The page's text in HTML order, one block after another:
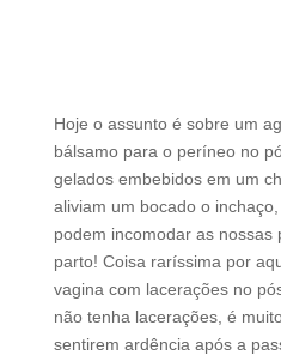
Hoje o assunto é sobre um
bálsamo para o períneo no
gelados embebidos em um
aliviam um bocado o
podem incomodar as nossas
parto! Coisa raríssima por
vagina com lacerações no
não tenha lacerações, é
sentirem ardência após a